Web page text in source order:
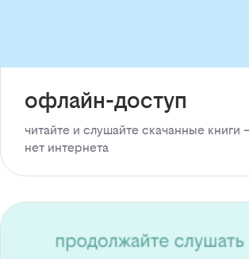
офлайн-доступ
читайте и слушайте скачанные книги
нет интернета